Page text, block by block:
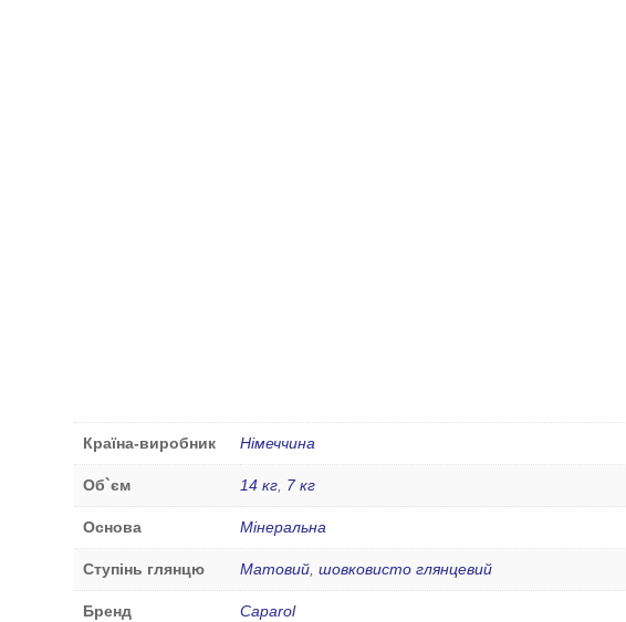
Країна-виробник Німеччина
Об`єм 14 кг 7 кг
Основа Мінеральна
Ступінь глянцю Матовий ,шовковисто глянцевий
Бренд Caparol